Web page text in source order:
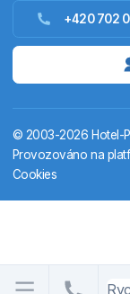
+420 702
© 2003-2026 Hotel-
Provozováno na
Cookies